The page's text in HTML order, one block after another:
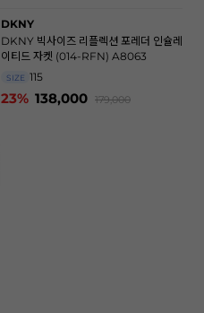
DKNY
DKNY 빅사이즈 리플렉션 포레더 인슐레
이티드 자켓 (014-RFN) A8063
SIZE 115
23% 138,000 179,000